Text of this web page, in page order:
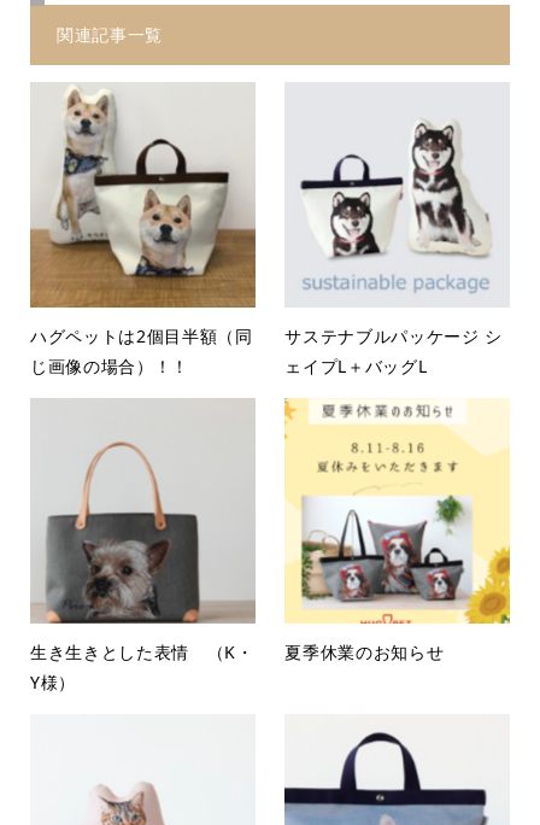
関連記事一覧
ハグペットは2個目半額（同
じ画像の場合）！！
サステナブルパッケージ シ
ェイプL＋バッグL
生き生きとした表情 （K・
Y様）
夏季休業のお知らせ